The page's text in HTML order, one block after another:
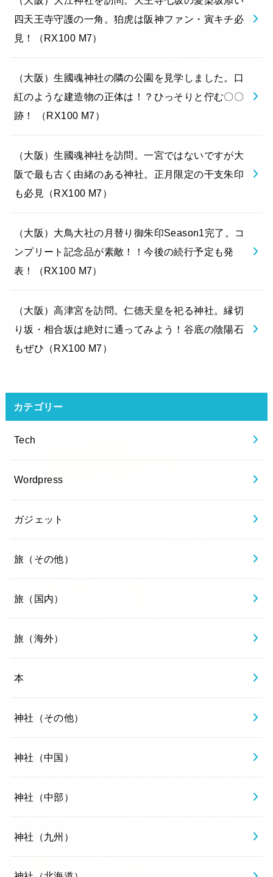
四天王寺守護の一角。狛虎は阪神ファン・寅キチ必
見！（RX100 M7）
（大阪）生國魂神社の隣の公園を見学しました。口
紅のような建造物の正体は！？ひっそりと佇む〇〇
跡！ （RX100 M7）
（大阪）生國魂神社を訪問。一宮ではないですが大
阪で最も古く由緒のある神社。正月限定の干支朱印
も必見（RX100 M7）
（大阪）大鳥大社の月替り御朱印Season1完了。コ
ンプリート記念品が素敵！！今後の続行予定も発
表！（RX100 M7）
（大阪）高津宮を訪問。仁徳天皇を祀る神社。縁切
り坂・相合坂は絶対に通ってみよう！谷底の陰陽石
もぜひ（RX100 M7）
カテゴリー
Tech
Wordpress
ガジェット
旅（その他）
旅（国内）
旅（海外）
本
神社（その他）
神社（中国）
神社（中部）
神社（九州）